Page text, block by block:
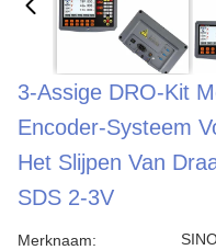
3-Assige DRO-Kit
Encoder-Systeem
Het Slijpen Van
SDS 2-3V
Merknaam: